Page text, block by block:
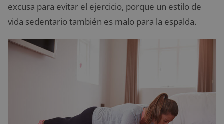
excusa para evitar el ejercicio, porque un estilo de
vida sedentario también es malo para la espalda.